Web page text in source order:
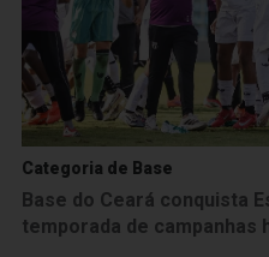
Categoria de Base
Base do Ceará conquista
temporada de campanhas